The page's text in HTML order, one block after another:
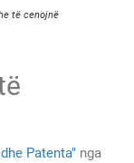
të cenojnë
Patenta" nga